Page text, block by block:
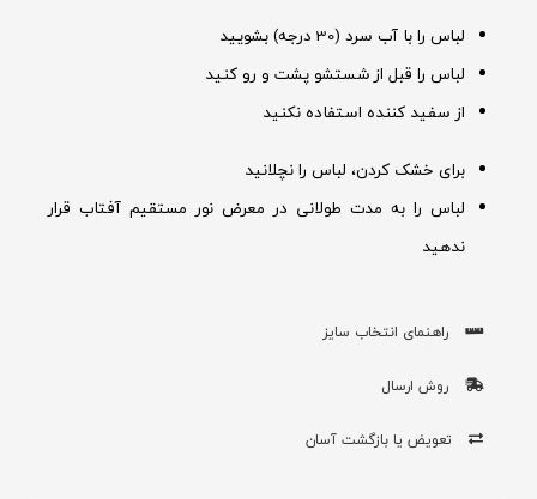
لباس را با آب سرد (30 درجه) بشویید
لباس را قبل از شستشو پشت و رو کنید
از سفید کننده استفاده نکنید
برای خشک کردن، لباس را نچلانید
لباس را به مدت طولانی در معرض نور مستقیم آفتاب قرار
ندهید
راهنمای انتخاب سایز
روش ارسال
تعویض یا بازگشت آسان